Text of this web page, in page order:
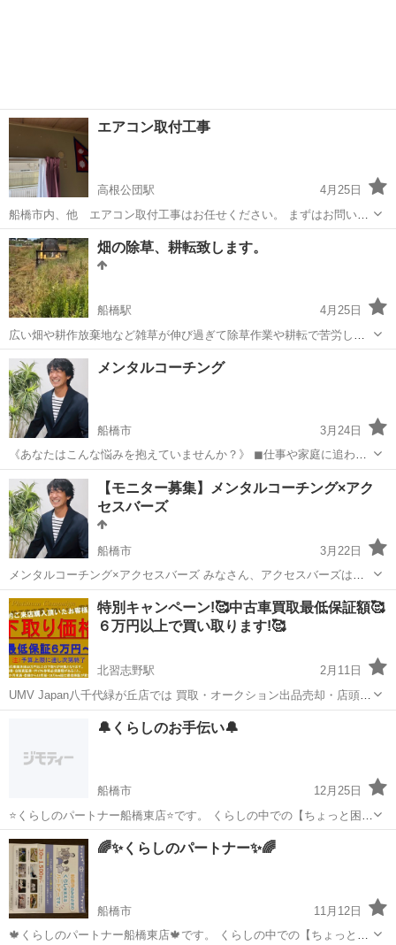
エアコン取付工事
高根公団駅
4月25日
船橋市内、他 エアコン取付工事はお任せください。 まずはお問い合
わせください。
千葉 船橋市 高根公団駅 その他
畑の除草、耕転致します。
船橋駅
4月25日
広い畑や耕作放棄地など雑草が伸び過ぎて除草作業や耕転で苦労して
ませんか？ 背丈くらい伸びた雑草でも重機であっという間に除草、耕
転の作業完了致します。
千葉 船橋市 船橋駅 耕作放棄地
メンタルコーチング
船橋市
3月24日
《あなたはこんな悩みを抱えていませんか？》 ◼︎仕事や家庭に追わ
れ、自分の時間が取れない ◼︎キャリアの停滞を感じている ◼︎やりたい
ことがあるけれど、一歩踏み出せない ◼︎人生の目標があいまいで、
日々に充実...
千葉 船橋市 その他 人間関係
【モニター募集】メンタルコーチング×アク
セスバーズ
船橋市
3月22日
メンタルコーチング×アクセスバーズ みなさん、アクセスバーズはご
存知ですか？ アクセスバーズとは… 頭にある32箇所のポイントを、優
しく触れることで、脳に溜め込んだ不要なエネルギー、思考、感情、
疲労、思い込みなどを解放...
千葉 船橋市 その他 アクセスバーズ
特別キャンペーン!🥰中古車買取最低保証額🥰
６万円以上で買い取ります!🥰
北習志野駅
2月11日
UMV Japan八千代緑が丘店では 買取・オークション出品売却・店頭代
理販売など お客様により高い売却資金が手元に戻るようなご提案をさ
せていただいております。 只今買取特別キャンペーン実施中!! 🥰当店
北習志野駅 その他
🔔くらしのお手伝い🔔
船橋市
12月25日
⭐️くらしのパートナー船橋東店⭐️です。 くらしの中での【ちょっと困っ
た事】【何気ない相談事】をくらしのパートナー船橋東店がお手伝
い、解決致します💁🏻‍♂️ 🍀ご相談、ご依頼内容🍀一例 草むしり・🌱草刈
り・通院同行・お買...
千葉 船橋市 その他 くらし
🌈✨くらしのパートナー✨🌈
船橋市
11月12日
🍁くらしのパートナー船橋東店🍁です。 くらしの中での【ちょっと困